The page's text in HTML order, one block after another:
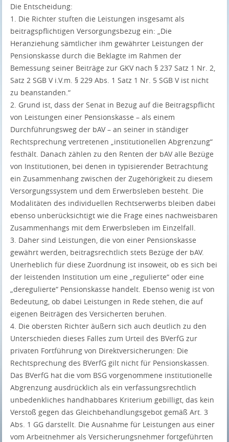
Die Entscheidung:
1. Die Richter stuften die Leistungen insgesamt als
beitragspflichtigen Versorgungsbezug ein: „Die
Heranziehung sämtlicher ihm gewährter Leistungen der
Pensionskasse durch die Beklagte im Rahmen der
Bemessung seiner Beiträge zur GKV nach § 237 Satz 1 Nr. 2,
Satz 2 SGB V i.V.m. § 229 Abs. 1 Satz 1 Nr. 5 SGB V ist nicht
zu beanstanden.“
2. Grund ist, dass der Senat in Bezug auf die Beitragspflicht
von Leistungen einer Pensionskasse – als einem
Durchführungsweg der bAV – an seiner in ständiger
Rechtsprechung vertretenen „institutionellen Abgrenzung“
festhält. Danach zählen zu den Renten der bAV alle Bezüge
von Institutionen, bei denen in typisierender Betrachtung
ein Zusammenhang zwischen der Zugehörigkeit zu diesem
Versorgungssystem und dem Erwerbsleben besteht. Die
Modalitäten des individuellen Rechtserwerbs bleiben dabei
ebenso unberücksichtigt wie die Frage eines nachweisbaren
Zusammenhangs mit dem Erwerbsleben im Einzelfall.
3. Daher sind Leistungen, die von einer Pensionskasse
gewährt werden, beitragsrechtlich stets Bezüge der bAV.
Unerheblich für diese Zuordnung ist insoweit, ob es sich bei
der leistenden Institution um eine „regulierte“ oder eine
„deregulierte“ Pensionskasse handelt. Ebenso wenig ist von
Bedeutung, ob dabei Leistungen in Rede stehen, die auf
eigenen Beiträgen des Versicherten beruhen.
4. Die obersten Richter äußern sich auch deutlich zu den
Unterschieden dieses Falles zum Urteil des BVerfG zur
privaten Fortführung von Direktversicherungen: Die
Rechtsprechung des BVerfG gilt nicht für Pensionskassen.
Das BVerfG hat die vom BSG vorgenommene institutionelle
Abgrenzung ausdrücklich als ein verfassungsrechtlich
unbedenkliches handhabbares Kriterium gebilligt, das kein
Verstoß gegen das Gleichbehandlungsgebot gemäß Art. 3
Abs. 1 GG darstellt. Die Ausnahme für Leistungen aus einer
vom Arbeitnehmer als Versicherungsnehmer fortgeführten